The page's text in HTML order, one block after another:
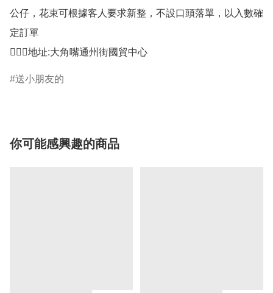
公仔，花束可根據客人要求新整，不設口頭落單，以入數確
定訂單
🙋🏻‍♀️地址:大角嘴通州街國貿中心
送小朋友的
你可能感興趣的商品